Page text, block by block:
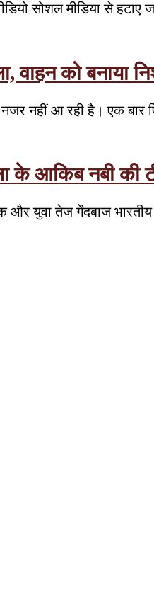
वीडियो सोशल मीडिया से
वाहन को बनाया
नजर नहीं आ रही है। एक
के आकिब नबी की
और युवा तेज गेंदबाज